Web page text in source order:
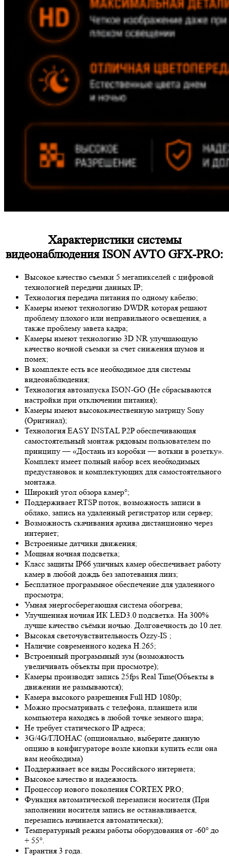
Характеристики системы
видеонаблюдения ISON AVTO GFX-PRO:
Высокое качество съемки 5 мегапикселей с цифровой
технологией передачи данных IP;
Технология передача питания по одному кабелю;
Камеры имеют технологию DWDR которая решают
проблему плохого или неправильного освещения, а
также проблему завета кадра;
Камеры имеют технологию 3D NR улучшающую
качество ночной съемки за счет снижения шумов и
помех;
В комплекте есть все необходимое для системы
видеонаблюдения;
Технология автозапуска ISON-GO (Не сбрасываются
настройки при отключении питания);
Камеры имеют высококачественную матрицу Sony
(Оригинал);
Технология EASY INSTAL P2P обеспечивающая
самостоятельный монтаж рядовым пользователем по
принципу — «Достань из коробки — воткни в розетку».
Комплект имеет полный набор всех необходимых
предустановок и комплектующих для самостоятельного
монтажа.
Широкий угол обзора камер°;
Поддерживает RTSP поток, возможность записи в
облако, запись на удаленный регистратор или сервер;
Возможность скачивания архива дистанционно через
интернет;
Встроенные датчики движения;
Мощная ночная подсветка;
Класс защиты IP66 уличных камер обеспечивает работу
камер в любой дождь без запотевания линз;
Бесплатное программное обеспечение для удаленного
просмотра;
Умная энергосберегающая система обогрева;
Улучшенная ночная ИК LED3.0 подсветка. На 300%
лучше качество съёмки ночью. Долговечность до 10 лет.
Высокая светочувствительность Ozzy-IS ;
Наличие современного кодека H.265;
Встроенный программный зум (возможность
увеличивать объекты при просмотре);
Камеры производят запись 25fps Real Time(Объекты в
движении не размываются);
Камера высокого разрешения Full HD 1080p;
Можно просматривать с телефона, планшета или
компьютера находясь в любой точке земного шара;
Не требует статического IP адреса;
3G/4G/ГЛОНАС (опционально, выберите данную
опцию в конфигураторе возле кнопки купить если она
вам необходима)
Поддерживает все виды Российского интернета;
Высокое качество и надежность.
Процессор нового поколения CORTEX PRO;
Функция автоматической перезаписи носителя (При
заполнении носителя запись не останавливается,
перезапись начинается автоматически);
Температурный режим работы оборудования от -60° до
+ 55°.
Гарантия 3 года.